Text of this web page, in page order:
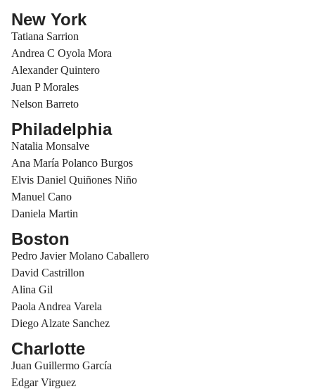
New York
Tatiana Sarrion
Andrea C Oyola Mora
Alexander Quintero
Juan P Morales
Nelson Barreto
Philadelphia
Natalia Monsalve
Ana María Polanco Burgos
Elvis Daniel Quiñones Niño
Manuel Cano
Daniela Martin
Boston
Pedro Javier Molano Caballero
David Castrillon
Alina Gil
Paola Andrea Varela
Diego Alzate Sanchez
Charlotte
Juan Guillermo García
Edgar Virguez